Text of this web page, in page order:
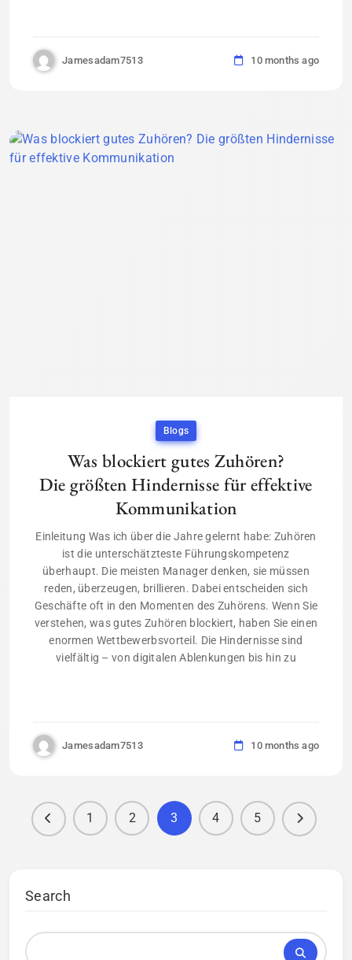
Jamesadam7513 10 months ago
Blogs
Was blockiert gutes Zuhören?
Die größten Hindernisse für effektive
Kommunikation
Einleitung Was ich über die Jahre gelernt habe: Zuhören
ist die unterschätzteste Führungskompetenz
überhaupt. Die meisten Manager denken, sie müssen
reden, überzeugen, brillieren. Dabei entscheiden sich
Geschäfte oft in den Momenten des Zuhörens. Wenn Sie
verstehen, was gutes Zuhören blockiert, haben Sie einen
enormen Wettbewerbsvorteil. Die Hindernisse sind
vielfältig – von digitalen Ablenkungen bis hin zu
Jamesadam7513 10 months ago
1 2 3 4 5
Search